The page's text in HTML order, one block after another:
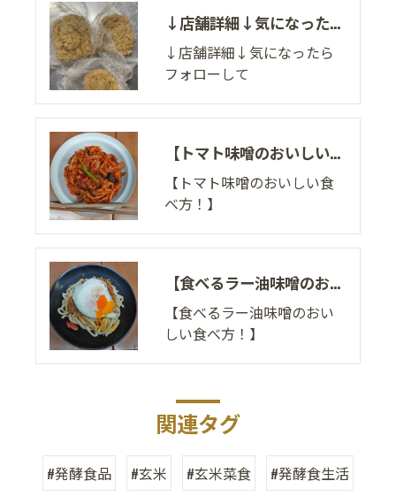
↓店舗詳細↓気になったらフォローして
↓店舗詳細↓気になったら
フォローして
【トマト味噌のおいしい食べ方！】
【トマト味噌のおいしい食
べ方！】
【食べるラー油味噌のおいしい食べ方！】
【食べるラー油味噌のおい
しい食べ方！】
関連タグ
#発酵食品 #玄米 #玄米菜食 #発酵食生活